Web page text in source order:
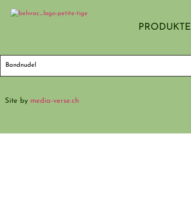
PRODUKTE
Bandnudel
Site by media-verse.ch